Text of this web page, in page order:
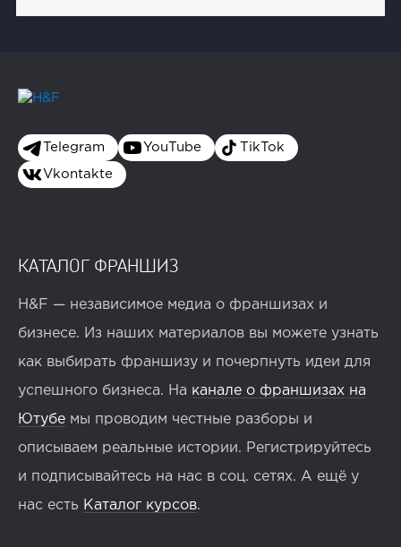
Telegram YouTube TikTok
Vkontakte
КАТАЛОГ ФРАНШИЗ
H&F — независимое медиа о франшизах и
бизнесе. Из наших материалов вы можете узнать
как выбирать франшизу и почерпнуть идеи для
успешного бизнеса. На канале о франшизах на
Ютубе мы проводим честные разборы и
описываем реальные истории. Регистрируйтесь
и подписывайтесь на нас в соц. сетях. А ещё у
нас есть Каталог курсов.